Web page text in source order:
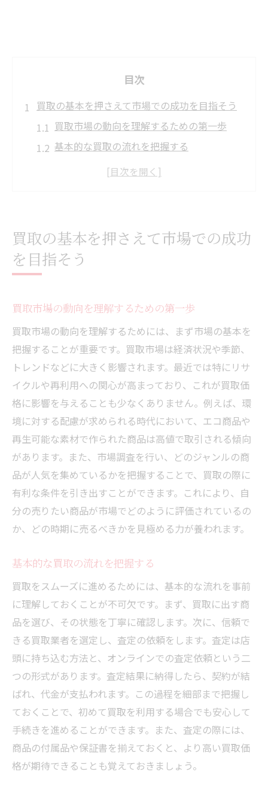
目次
買取の基本を押さえて市場での成功を目指そう
買取市場の動向を理解するための第一歩
基本的な買取の流れを把握する
人気商品の傾向をチェックする方法
買取の基礎知識を深めるためのリソース
地域特性を理解して買取価格を最大化する方法
地域による買取価格の違いを探る
特定地域で人気の買取アイテム
地域密着型店舗との上手な付き合い方
地域特性を活用した買取交渉術
地域情報を収集するための有効な方法
季節による需要の変化を活用した買取戦略
季節別に増加する買取需要を把握する
季節ごとの買取価格傾向を予測する方法
季節商品を高値で売るタイミング
季節の変わり目を狙った効果的な買取法
年間を通した買取スケジュールの立て方
季節のトレンドを活かした商品選定
効果的な交渉術で買取価格を引き上げる秘訣
交渉力を高めるための実践的トレーニング
効果的な質問で買取価格を引き上げる方法
交渉で避けるべき典型的なミス
交渉成功のための心構えと態度
人気アイテムを知って市場動向を先取りする
市場で注目されているアイテムをリサーチ
トレンド商品の見つけ方とそのポイント
買取市場での人気アイテムの傾向を分析
未来のトレンドを予測するためのインサイ
ト
買取の基本を押さえて市場での成功
を目指そう
買取市場の動向を理解するための第一歩
買取市場の動向を理解するためには、まず市場の基本を
把握することが重要です。買取市場は経済状況や季節、
トレンドなどに大きく影響されます。最近では特にリサ
イクルや再利用への関心が高まっており、これが買取価
格に影響を与えることも少なくありません。例えば、環
境に対する配慮が求められる時代において、エコ商品や
再生可能な素材で作られた商品は高値で取引される傾向
があります。また、市場調査を行い、どのジャンルの商
品が人気を集めているかを把握することで、買取の際に
有利な条件を引き出すことができます。これにより、自
分の売りたい商品が市場でどのように評価されているの
か、どの時期に売るべきかを見極める力が養われます。
基本的な買取の流れを把握する
買取をスムーズに進めるためには、基本的な流れを事前
に理解しておくことが不可欠です。まず、買取に出す商
品を選び、その状態を丁寧に確認します。次に、信頼で
きる買取業者を選定し、査定の依頼をします。査定は店
頭に持ち込む方法と、オンラインでの査定依頼という二
つの形式があります。査定結果に納得したら、契約が結
ばれ、代金が支払われます。この過程を細部まで把握し
ておくことで、初めて買取を利用する場合でも安心して
手続きを進めることができます。また、査定の際には、
商品の付属品や保証書を揃えておくと、より高い買取価
格が期待できることも覚えておきましょう。